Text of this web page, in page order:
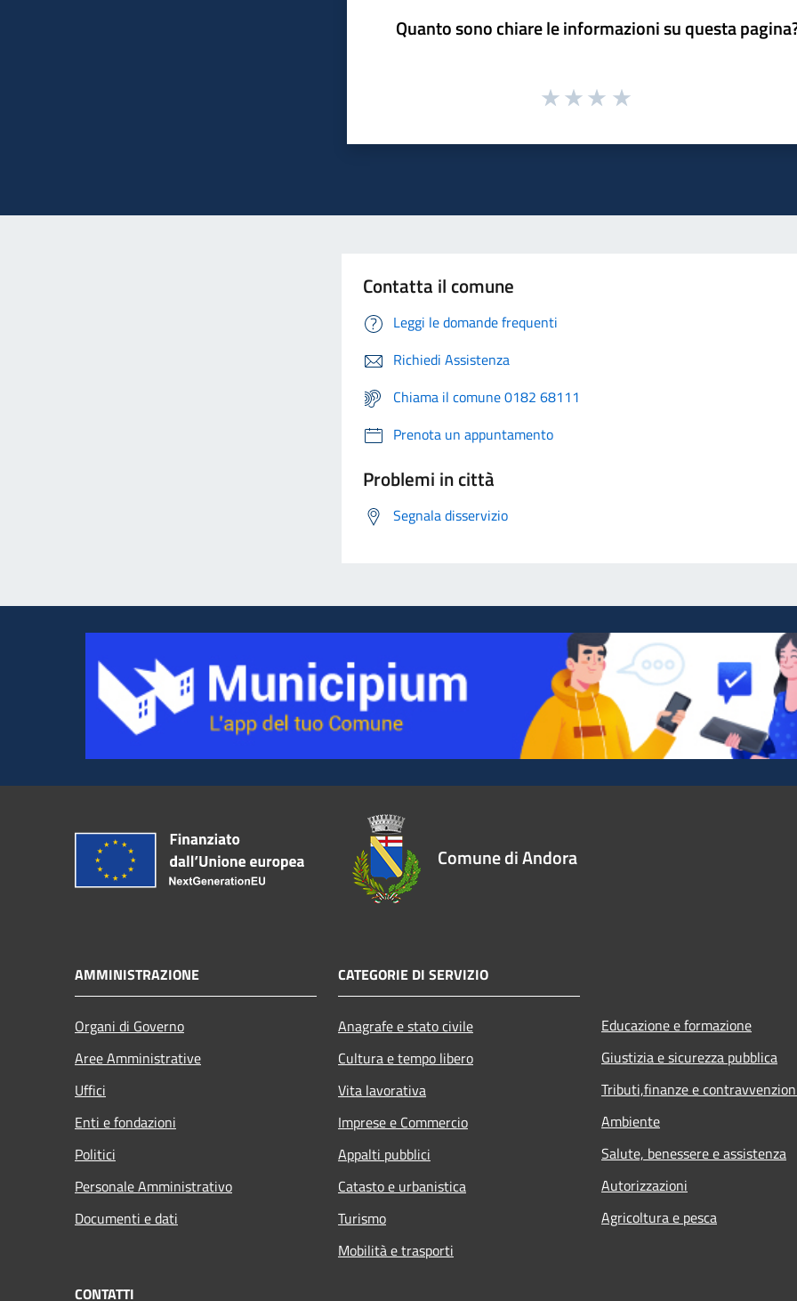
Quanto sono chiare le informazioni su questa
Contatta il comune
Leggi le domande frequenti
Richiedi Assistenza
Chiama il comune 0182 68111
Prenota un appuntamento
Problemi in città
Segnala disservizio
Comune di Andora
AMMINISTRAZIONE
Organi di Governo
Aree Amministrative
Uffici
Enti e fondazioni
Politici
Personale Amministrativo
Documenti e dati
CATEGORIE DI SERVIZIO
Anagrafe e stato civile
Cultura e tempo libero
Vita lavorativa
Imprese e Commercio
Appalti pubblici
Catasto e urbanistica
Turismo
Mobilità e trasporti
Educazione e formazione
Giustizia e sicurezza pubblica
Tributi,finanze e
Ambiente
Salute, benessere e assistenza
Autorizzazioni
Agricoltura e pesca
CONTATTI